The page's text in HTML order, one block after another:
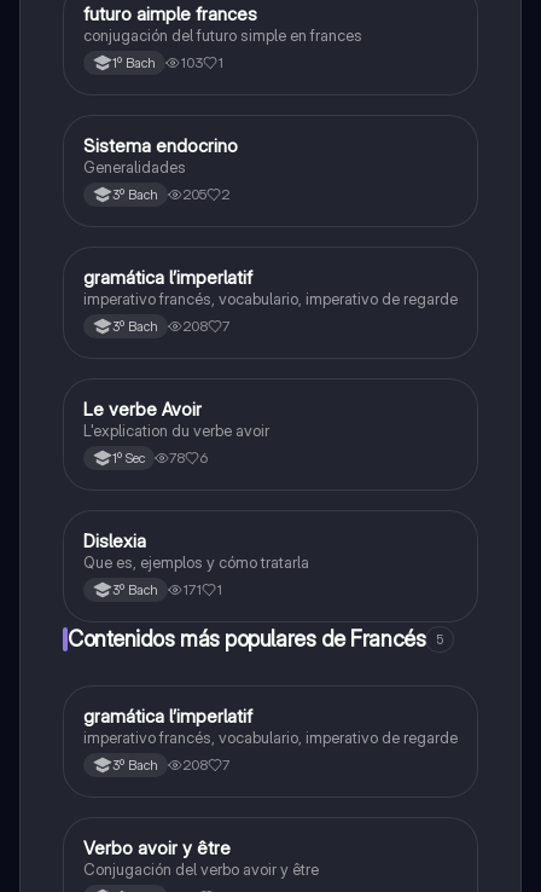
Otros
futuro aimple frances
conjugación del futuro simple en frances
1º Bach 103 1
Otros
Sistema endocrino
Generalidades
3º Bach 205 2
Francés
gramática l’imperlatif
imperativo francés, vocabulario, imperativo de regarde
3º Bach 208 7
Otros
Le verbe Avoir
L'explication du verbe avoir
1º Sec 78 6
Otros
Dislexia
Que es, ejemplos y cómo tratarla
3º Bach 171 1
Contenidos más populares de Francés 5
Francés
gramática l’imperlatif
imperativo francés, vocabulario, imperativo de regarde
3º Bach 208 7
Francés
Verbo avoir y être
Conjugación del verbo avoir y être